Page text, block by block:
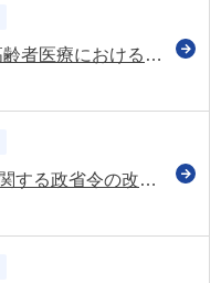
一部保険外療養の創設、後期高齢者医療における金融所得の勘案、出産に係る給付体系の見直しなどを盛り込んだ健康保険等の改正法が成立
いわゆる106万円の壁の撤廃に関する政省令の改正案について意見募集（パブコメ） 令和8年10月1日施行予定